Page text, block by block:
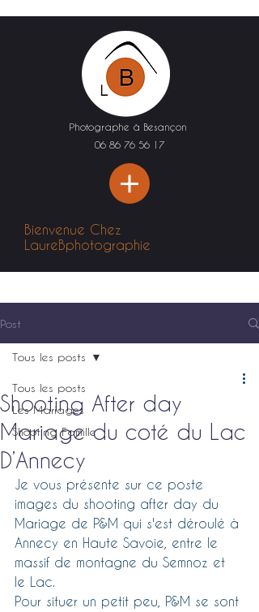
Photographe à Besançon
06 86 76 56 17
Bienvenue Chez
LaureBphotographie
Post
Tous les posts
Les Mariages
Shooting Famille
Tous les posts
Shooting After day
Mariage du coté du Lac
D’Annecy
Je vous présente sur ce poste
images du shooting after day du
Mariage de P&M qui s'est déroulé à
Annecy en Haute Savoie, entre le
massif de montagne du Semnoz et
le Lac.
Pour situer un petit peu, P&M se sont